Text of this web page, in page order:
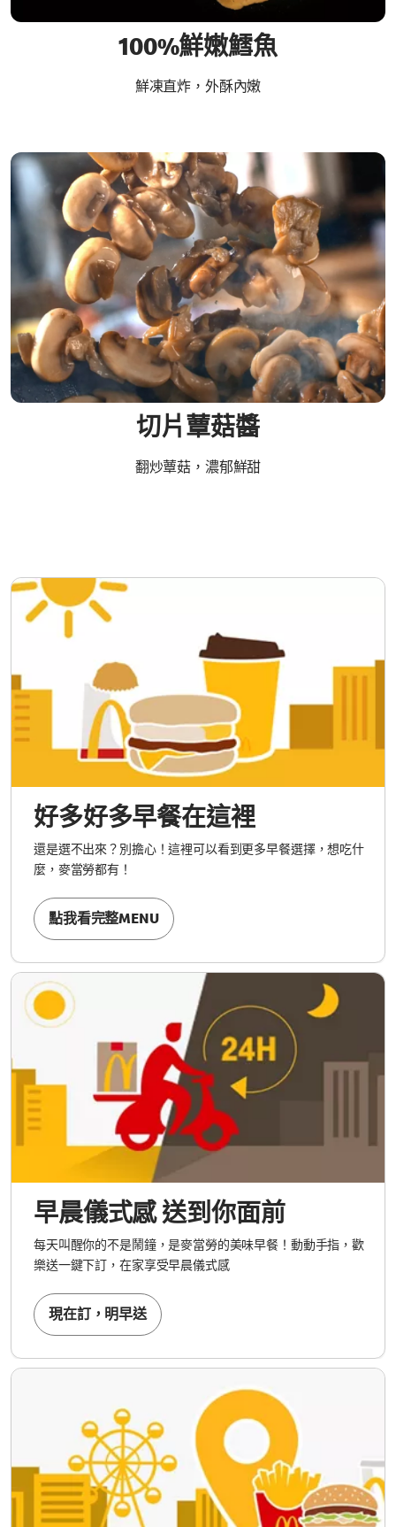
100%鮮嫩鱈魚
鮮凍直炸，外酥內嫩
切片蕈菇醬
翻炒蕈菇，濃郁鮮甜
好多好多早餐在這裡
還是選不出來？別擔心！這裡可以看到更多早餐選擇，想吃什
麼，麥當勞都有！
點我看完整MENU
早晨儀式感 送到你面前
每天叫醒你的不是鬧鐘，是麥當勞的美味早餐！動動手指，歡
樂送一鍵下訂，在家享受早晨儀式感
現在訂，明早送